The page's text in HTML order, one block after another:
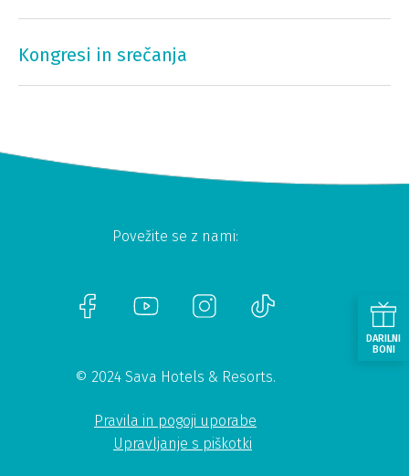
Kongresi in srečanja
Povežite se z nami:
© 2024 Sava Hotels & Resorts.
Pravila in pogoji uporabe
Upravljanje s piškotki
DARILNI
BONI